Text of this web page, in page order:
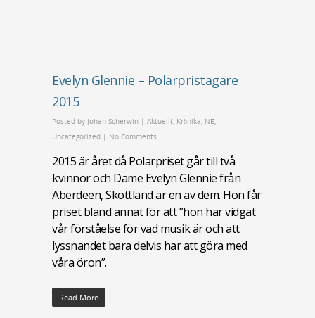
Evelyn Glennie – Polarpristagare
2015
Posted by Johan Scherwin | Aktuellt Krönika NE
Uncategorized | No Comments
2015 är året då Polarpriset går till två
kvinnor och Dame Evelyn Glennie från
Aberdeen, Skottland är en av dem. Hon får
priset bland annat för att ”hon har vidgat
vår förståelse för vad musik är och att
lyssnandet bara delvis har att göra med
våra öron”.
Read More